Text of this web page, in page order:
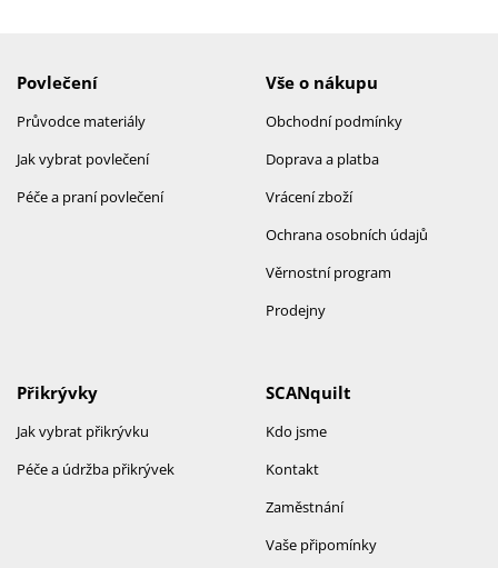
Povlečení
Průvodce materiály
Jak vybrat povlečení
Péče a praní povlečení
Vše o nákupu
Obchodní podmínky
Doprava a platba
Vrácení zboží
Ochrana osobních údajů
Věrnostní program
Prodejny
SCANquilt
Kdo jsme
Kontakt
Zaměstnání
Vaše připomínky
Přikrývky
Jak vybrat přikrývku
Péče a údržba přikrývek